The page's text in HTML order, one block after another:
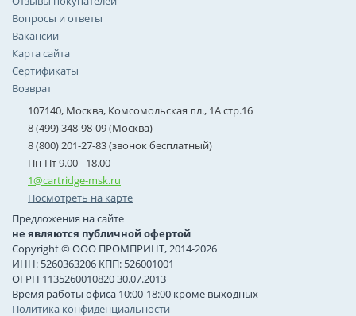
Вопросы и ответы
Вакансии
Карта сайта
Сертификаты
Возврат
107140, Москва, Комсомольская пл., 1А стр.16
8 (499) 348-98-09 (Москва)
8 (800) 201-27-83 (звонок бесплатный)
Пн-Пт 9.00 - 18.00
1@cartridge-msk.ru
Посмотреть на карте
Предложения на сайте
не являются публичной офертой
Copyright © ООО ПРОМПРИНТ, 2014-2026
ИНН: 5260363206 КПП: 526001001
ОГРН 1135260010820 30.07.2013
Время работы офиса 10:00-18:00 кроме выходных
Политика конфиденциальности